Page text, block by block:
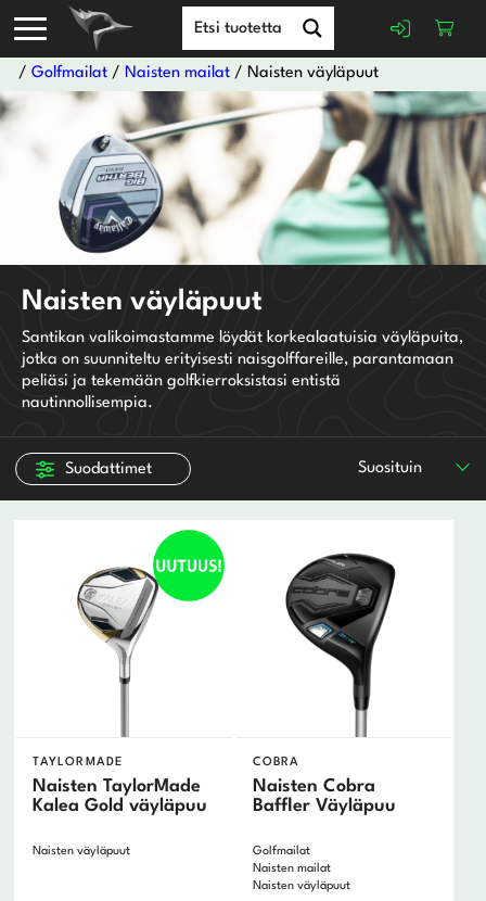
/Golfmailat /Naisten mailat / Naisten väyläpuut
Naisten väyläpuut
Santikan valikoimastamme löydät korkealaatuisia väyläpuita,
jotka on suunniteltu erityisesti naisgolffareille, parantamaan
peliäsi ja tekemään golfkierroksistasi entistä
nautinnollisempia.
Suodattimet
Adidas
Ben Sayers
Callaway
Chervo Sports
Cleveland
Cobra
FootJoy
Mizuno
Motocaddy
Odyssey
Ping
ProPlay
Puma
Scotty Cameron
U.S. Kids Golf
Vokey
Wilson
Lady Lite
Light
lite
Tour-X
Lady
Regular
Stiff
Oikeakätinen
Vasenkätinen
Suosituin
TAYLORMADE
Naisten TaylorMade
Kalea Gold väyläpuu
Naisten väyläpuut
COBRA
Naisten Cobra
Baffler Väyläpuu
Golfmailat
Naisten mailat
Naisten väyläpuut